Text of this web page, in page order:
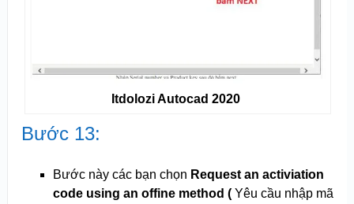
Itdolozi Autocad 2020
Bước 13:
Bước này các bạn chọn Request an activiation
code using an offine method ( Yêu cầu nhập mã